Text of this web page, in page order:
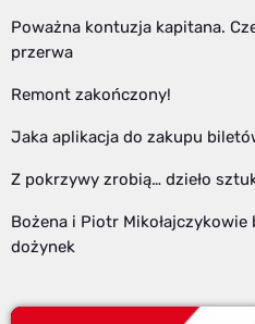
Poważna kontuzja kapitana.
przerwa
Remont zakończony!
Jaka aplikacja do zakupu
Z pokrzywy zrobią… dzieło
Bożena i Piotr
dożynek